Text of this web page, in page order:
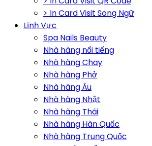
> In Card Visit Song Ngữ
Lĩnh Vực
Spa Nails Beauty
Nhà hàng nổi tiếng
Nhà hàng Chay
Nhà hàng Phở
Nhà hàng Âu
Nhà hàng Nhật
Nhà hàng Thái
Nhà hàng Hàn Quốc
Nhà hàng Trung Quốc